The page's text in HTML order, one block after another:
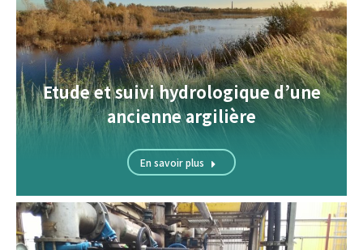
Etude et suivi hydrologique d’une
ancienne argilière
En savoir plus